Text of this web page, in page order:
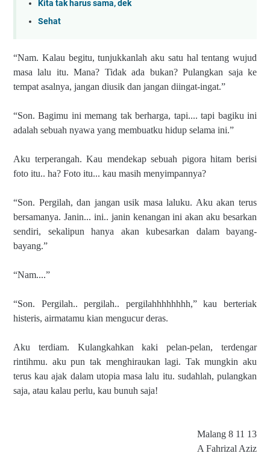
Kita tak harus sama, dek
Sehat
“Nam. Kalau begitu, tunjukkanlah aku satu hal tentang wujud
masa lalu itu. Mana? Tidak ada bukan? Pulangkan saja ke
tempat asalnya, jangan diusik dan jangan diingat-ingat.”
“Son. Bagimu ini memang tak berharga, tapi.... tapi bagiku ini
adalah sebuah nyawa yang membuatku hidup selama ini.”
Aku terperangah. Kau mendekap sebuah pigora hitam berisi
foto itu.. ha? Foto itu... kau masih menyimpannya?
“Son. Pergilah, dan jangan usik masa laluku. Aku akan terus
bersamanya. Janin... ini.. janin kenangan ini akan aku besarkan
sendiri, sekalipun hanya akan kubesarkan dalam bayang-
bayang.”
“Nam....”
“Son. Pergilah.. pergilah.. pergilahhhhhhhh,” kau berteriak
histeris, airmatamu kian mengucur deras.
Aku terdiam. Kulangkahkan kaki pelan-pelan, terdengar
rintihmu. aku pun tak menghiraukan lagi. Tak mungkin aku
terus kau ajak dalam utopia masa lalu itu. sudahlah, pulangkan
saja, atau kalau perlu, kau bunuh saja!
Malang 8 11 13
A Fahrizal Aziz